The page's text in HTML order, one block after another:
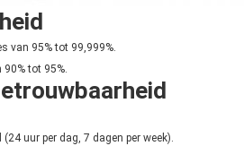
van 95% tot 99,999%.
tot 95%.
uur per dag, 7 dagen per week).